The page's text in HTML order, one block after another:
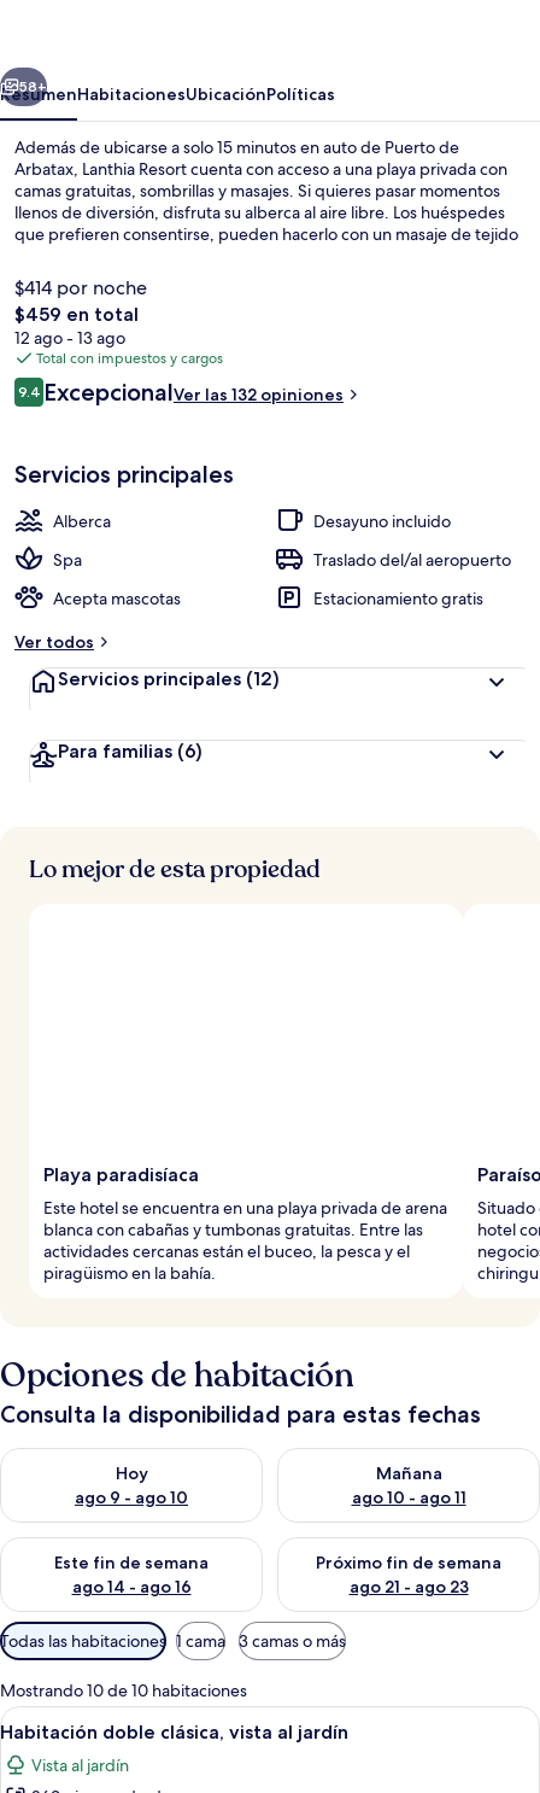
Siguiente
58+
ResumenHabitacionesUbicaciónPolíticas
Además de ubicarse a solo 15 minutos en auto de Puerto de
Arbatax, Lanthia Resort cuenta con acceso a una playa privada con
camas gratuitas, sombrillas y masajes. Si quieres pasar momentos
llenos de diversión, disfruta su alberca al aire libre. Los huéspedes
que prefieren consentirse, pueden hacerlo con un masaje de tejido
de sus 2 restaurantes es LanthiaRestaurant, que sirve cocina
mediterránea y está abierto para la comida y la cena. Otros servicios
y amenidades a destacar de este hotel de lujo son sus 2 bares o
lounges, su bar en la playa y su snack bar o deli.
$414 por noche
El
precio
total
es
de
$459 en total
12 ago - 13 ago
Total con impuestos y cargos
Opiniones
9.49.4 de 10,
ExcepcionalVer las 132 opiniones
Servicios principales
Alberca
Desayuno incluido
Spa
Traslado del/al aeropuerto
Acepta mascotas
Estacionamiento gratis
Ver todos
Servicios principales (12)
Para familias (6)
Lo mejor de esta propiedad
Playa paradisíaca
Este hotel se encuentra en una playa privada de arena
blanca con cabañas y tumbonas gratuitas. Entre las
actividades cercanas están el buceo, la pesca y el
piragüismo en la bahía.
Situado
hotel
Opciones de habitación
Consulta la disponibilidad para estas fechas
Hoy
ago 9 - ago 10
Consulta la disponibilidad para hoy ago 9 - ago 10
Mañana
ago 10 - ago 11
Consulta la disponibilidad
Este fin de semana
ago 14 - ago 16
Consulta la disponibilidad para este fin de semana ago 14 -
Próximo fin de semana
ago 21 - ago 23
Consulta la disponibilidad
Filtros
disponibles
para
las
habitaciones
Todas las habitaciones 1 cama 3 camas o más
Mostrando 10 de 10 habitaciones
Abrir
todas
las
Una cama con ropa de cama blanca
4
Habitación doble clásica, vista al jardín
Vista al jardín